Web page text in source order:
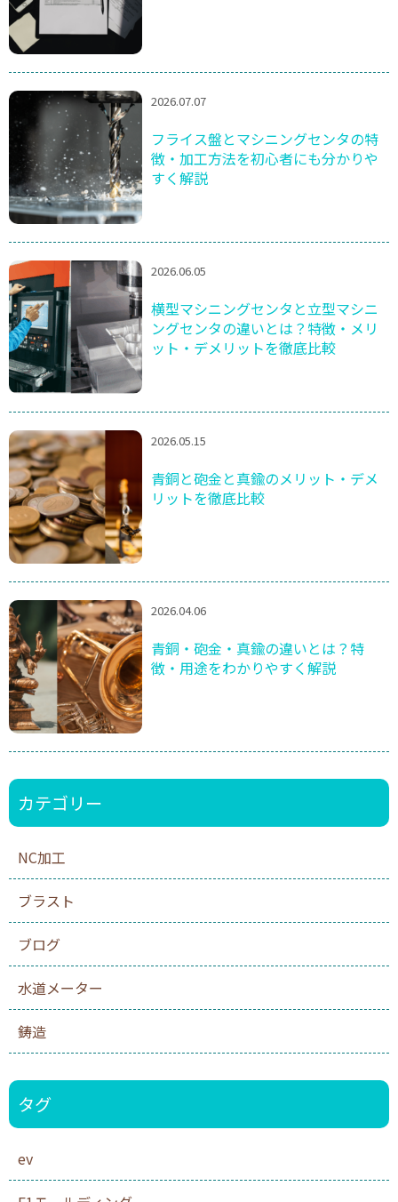
2026.07.07
フライス盤とマシニングセンタの特
徴・加工方法を初心者にも分かりや
すく解説
2026.06.05
横型マシニングセンタと立型マシニ
ングセンタの違いとは？特徴・メリ
ット・デメリットを徹底比較
2026.05.15
青銅と砲金と真鍮のメリット・デメ
リットを徹底比較
2026.04.06
青銅・砲金・真鍮の違いとは？特
徴・用途をわかりやすく解説
カテゴリー
NC加工
ブラスト
ブログ
水道メーター
鋳造
タグ
ev